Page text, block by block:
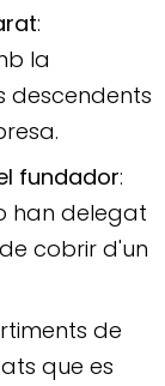
:
la
descendents
fundador:
han delegat
cobrir d'un
de
que es